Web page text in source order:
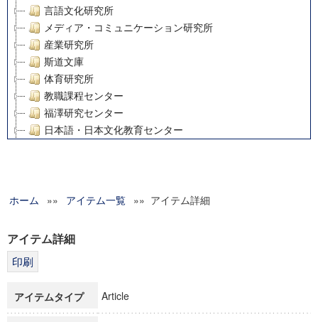
言語文化研究所
メディア・コミュニケーション研究所
産業研究所
斯道文庫
体育研究所
教職課程センター
福澤研究センター
日本語・日本文化教育センター
グローバルリサーチインスティテュート
科学研究費補助金研究成果報告書
博士課程教育リーディングプログラム「超成熟社会発展のサ
ホーム »» アイテム一覧 »» アイテム詳細
アイテム詳細
アイテムタイプ Article